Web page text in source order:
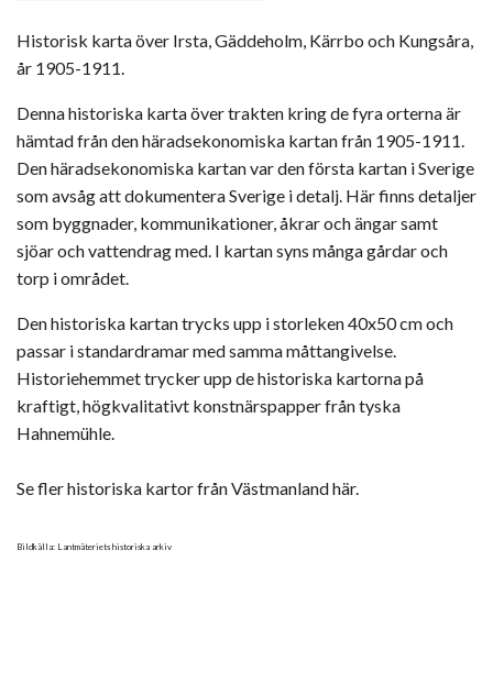
Historisk karta över Irsta, Gäddeholm, Kärrbo och Kungsåra,
år 1905-1911.
Denna historiska karta över trakten kring de fyra orterna är
hämtad från den häradsekonomiska kartan från 1905-1911.
Den häradsekonomiska kartan var den första kartan i Sverige
som avsåg att dokumentera Sverige i detalj. Här finns detaljer
som byggnader, kommunikationer, åkrar och ängar samt
sjöar och vattendrag med. I kartan syns många gårdar och
torp i området.
Den historiska kartan trycks upp i storleken 40x50 cm och
passar i standardramar med samma måttangivelse.
Historiehemmet trycker upp de historiska kartorna på
kraftigt, högkvalitativt konstnärspapper från tyska
Hahnemühle.
Se fler historiska kartor från Västmanland här.
Bildkälla: Lantmäteriets historiska arkiv